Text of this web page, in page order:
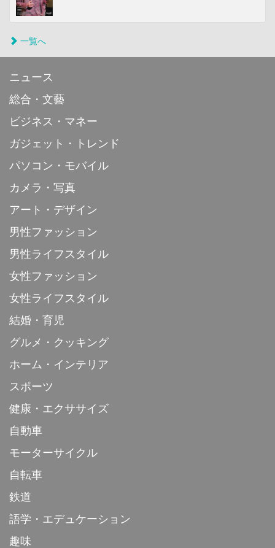
一覧へ
ニュース
総合・文藝
ビジネス・マネー
ガジェット・トレンド
パソコン・モバイル
カメラ・写真
アート・デザイン
男性ファッション
男性ライフスタイル
女性ファッション
女性ライフスタイル
結婚・育児
グルメ・クッキング
ホーム・インテリア
スポーツ
健康・エクササイズ
自動車
モーターサイクル
自転車
鉄道
語学・エデュケーション
趣味